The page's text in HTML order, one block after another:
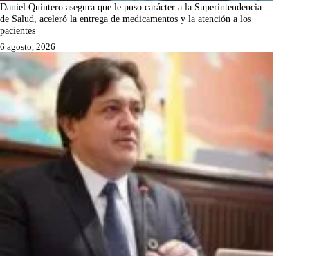
Daniel Quintero asegura que le puso carácter a la Superintendencia
de Salud, aceleró la entrega de medicamentos y la atención a los
pacientes
6 agosto, 2026